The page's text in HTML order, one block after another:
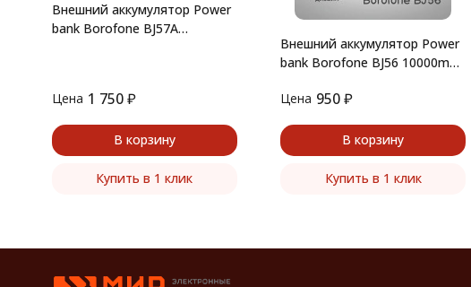
Внешний аккумулятор Power
bank Borofone BJ57A
Цена 1 750 ₽
В корзину
Купить в 1 клик
Внешний аккумулятор Power
bank Borofone BJ56 10000mAh
Цена 950₽
В корзину
Купить в 1 клик